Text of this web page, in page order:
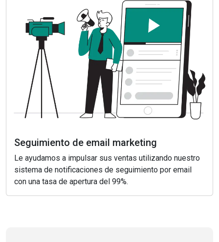
Seguimiento de email marketing
Le ayudamos a impulsar sus ventas utilizando nuestro
sistema de notificaciones de seguimiento por email
con una tasa de apertura del 99%.